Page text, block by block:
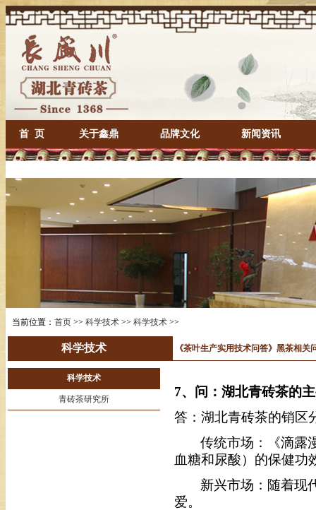
首 页 关于鑫鼎 品牌文化 新闻资讯
当前位置： 首页 >> 科学技术 >> 科学技术 >>
科学技术
科学技术
青砖茶研究所
《茶叶生产实用技术问答》黑茶相关
7、问：湖北青砖茶的
答：湖北青砖茶的销区
传统市场：《滴露
血糖和尿酸）的保健功
新兴市场：随着现
爱。